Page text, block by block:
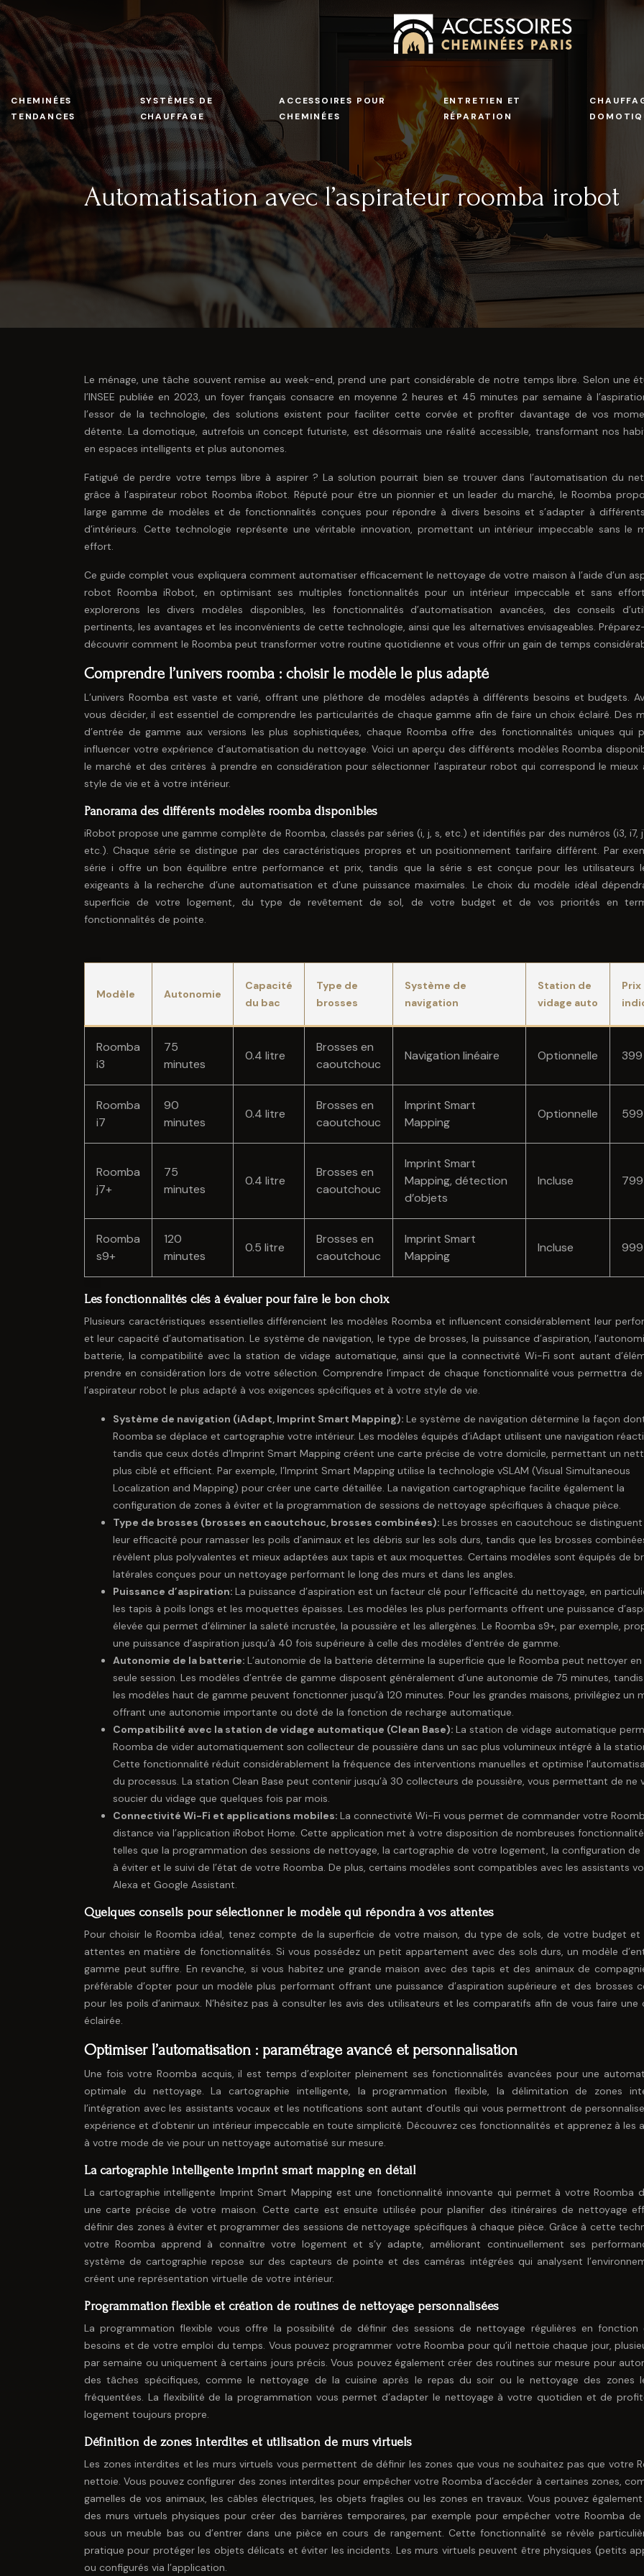
CHEMINÉES
TENDANCES
SYSTÈMES DE
CHAUFFAGE
ACCESSOIRES POUR
CHEMINÉES
ENTRETIEN ET
RÉPARATION
Automatisation avec l’aspirateur roomba irobot
Le ménage, une tâche souvent remise au week-end, prend une part considérable de notre temps libre. Selon une
l’INSEE publiée en 2023, un foyer français consacre en moyenne 2 heures et 45 minutes par semaine à
l’essor de la technologie, des solutions existent pour faciliter cette corvée et profiter davantage de vos
détente. La domotique, autrefois un concept futuriste, est désormais une réalité accessible, transformant nos
en espaces intelligents et plus autonomes.
Fatigué de perdre votre temps libre à aspirer ? La solution pourrait bien se trouver dans l’automatisation du
grâce à l’aspirateur robot Roomba iRobot. Réputé pour être un pionnier et un leader du marché, le Roomba
large gamme de modèles et de fonctionnalités conçues pour répondre à divers besoins et s’adapter à
d’intérieurs. Cette technologie représente une véritable innovation, promettant un intérieur impeccable sans le
effort.
Ce guide complet vous expliquera comment automatiser efficacement le nettoyage de votre maison à l’aide d’un
robot Roomba iRobot, en optimisant ses multiples fonctionnalités pour un intérieur impeccable et sans
explorerons les divers modèles disponibles, les fonctionnalités d’automatisation avancées, des conseils
pertinents, les avantages et les inconvénients de cette technologie, ainsi que les alternatives envisageables.
découvrir comment le Roomba peut transformer votre routine quotidienne et vous offrir un gain de temps
Comprendre l’univers roomba : choisir le modèle le plus adapté
L’univers Roomba est vaste et varié, offrant une pléthore de modèles adaptés à différents besoins et budgets.
vous décider, il est essentiel de comprendre les particularités de chaque gamme afin de faire un choix éclairé. Des
d’entrée de gamme aux versions les plus sophistiquées, chaque Roomba offre des fonctionnalités uniques qui
influencer votre expérience d’automatisation du nettoyage. Voici un aperçu des différents modèles Roomba
le marché et des critères à prendre en considération pour sélectionner l’aspirateur robot qui correspond le mieux
style de vie et à votre intérieur.
Panorama des différents modèles roomba disponibles
iRobot propose une gamme complète de Roomba, classés par séries (i, j, s, etc.) et identifiés par des numéros (i3, i7,
etc.). Chaque série se distingue par des caractéristiques propres et un positionnement tarifaire différent. Par
série i offre un bon équilibre entre performance et prix, tandis que la série s est conçue pour les utilisateurs
exigeants à la recherche d’une automatisation et d’une puissance maximales. Le choix du modèle idéal
superficie de votre logement, du type de revêtement de sol, de votre budget et de vos priorités en
fonctionnalités de pointe.
Modèle Autonomie
Capacité
du bac
Type de
brosses
Système de
navigation
Station de
vidage auto
Prix
Roomba
i3
75
minutes
0.4 litre
Brosses en
caoutchouc
Navigation linéaire Optionnelle
Roomba
i7
90
minutes
0.4 litre
Brosses en
caoutchouc
Imprint Smart
Mapping
Optionnelle
Roomba
j7+
75
minutes
0.4 litre
Brosses en
caoutchouc
Imprint Smart
Mapping, détection
d’objets
Incluse
Roomba
s9+
120
minutes
0.5 litre
Brosses en
caoutchouc
Imprint Smart
Mapping
Incluse
Les fonctionnalités clés à évaluer pour faire le bon choix
Plusieurs caractéristiques essentielles différencient les modèles Roomba et influencent considérablement leur
et leur capacité d’automatisation. Le système de navigation, le type de brosses, la puissance d’aspiration,
batterie, la compatibilité avec la station de vidage automatique, ainsi que la connectivité Wi-Fi sont autant
prendre en considération lors de votre sélection. Comprendre l’impact de chaque fonctionnalité vous permettra
l’aspirateur robot le plus adapté à vos exigences spécifiques et à votre style de vie.
Système de navigation (iAdapt, Imprint Smart Mapping): Le système de navigation détermine la façon
Roomba se déplace et cartographie votre intérieur. Les modèles équipés d’iAdapt utilisent une navigation
tandis que ceux dotés d’Imprint Smart Mapping créent une carte précise de votre domicile, permettant un
plus ciblé et efficient. Par exemple, l’Imprint Smart Mapping utilise la technologie vSLAM (Visual Simultaneous
Localization and Mapping) pour créer une carte détaillée. La navigation cartographique facilite également la
configuration de zones à éviter et la programmation de sessions de nettoyage spécifiques à chaque pièce.
Type de brosses (brosses en caoutchouc, brosses combinées): Les brosses en caoutchouc se
leur efficacité pour ramasser les poils d’animaux et les débris sur les sols durs, tandis que les brosses
révèlent plus polyvalentes et mieux adaptées aux tapis et aux moquettes. Certains modèles sont équipés de
latérales conçues pour un nettoyage performant le long des murs et dans les angles.
Puissance d’aspiration: La puissance d’aspiration est un facteur clé pour l’efficacité du nettoyage, en
les tapis à poils longs et les moquettes épaisses. Les modèles les plus performants offrent une puissance
élevée qui permet d’éliminer la saleté incrustée, la poussière et les allergènes. Le Roomba s9+, par exemple,
une puissance d’aspiration jusqu’à 40 fois supérieure à celle des modèles d’entrée de gamme.
Autonomie de la batterie: L’autonomie de la batterie détermine la superficie que le Roomba peut nettoyer en
seule session. Les modèles d’entrée de gamme disposent généralement d’une autonomie de 75 minutes,
les modèles haut de gamme peuvent fonctionner jusqu’à 120 minutes. Pour les grandes maisons, privilégiez un
offrant une autonomie importante ou doté de la fonction de recharge automatique.
Compatibilité avec la station de vidage automatique (Clean Base): La station de vidage automatique
Roomba de vider automatiquement son collecteur de poussière dans un sac plus volumineux intégré à la
Cette fonctionnalité réduit considérablement la fréquence des interventions manuelles et optimise
du processus. La station Clean Base peut contenir jusqu’à 30 collecteurs de poussière, vous permettant de ne
soucier du vidage que quelques fois par mois.
Connectivité Wi-Fi et applications mobiles: La connectivité Wi-Fi vous permet de commander votre
distance via l’application iRobot Home. Cette application met à votre disposition de nombreuses
telles que la programmation des sessions de nettoyage, la cartographie de votre logement, la configuration de
à éviter et le suivi de l’état de votre Roomba. De plus, certains modèles sont compatibles avec les assistants
Alexa et Google Assistant.
Quelques conseils pour sélectionner le modèle qui répondra à vos attentes
Pour choisir le Roomba idéal, tenez compte de la superficie de votre maison, du type de sols, de votre budget et
attentes en matière de fonctionnalités. Si vous possédez un petit appartement avec des sols durs, un modèle
gamme peut suffire. En revanche, si vous habitez une grande maison avec des tapis et des animaux de
préférable d’opter pour un modèle plus performant offrant une puissance d’aspiration supérieure et des brosses
pour les poils d’animaux. N’hésitez pas à consulter les avis des utilisateurs et les comparatifs afin de vous faire une
éclairée.
Optimiser l’automatisation : paramétrage avancé et personnalisation
Une fois votre Roomba acquis, il est temps d’exploiter pleinement ses fonctionnalités avancées pour une
optimale du nettoyage. La cartographie intelligente, la programmation flexible, la délimitation de zones
l’intégration avec les assistants vocaux et les notifications sont autant d’outils qui vous permettront de
expérience et d’obtenir un intérieur impeccable en toute simplicité. Découvrez ces fonctionnalités et apprenez à les
à votre mode de vie pour un nettoyage automatisé sur mesure.
La cartographie intelligente imprint smart mapping en détail
La cartographie intelligente Imprint Smart Mapping est une fonctionnalité innovante qui permet à votre Roomba
une carte précise de votre maison. Cette carte est ensuite utilisée pour planifier des itinéraires de nettoyage
définir des zones à éviter et programmer des sessions de nettoyage spécifiques à chaque pièce. Grâce à cette
votre Roomba apprend à connaître votre logement et s’y adapte, améliorant continuellement ses
système de cartographie repose sur des capteurs de pointe et des caméras intégrées qui analysent
créent une représentation virtuelle de votre intérieur.
Programmation flexible et création de routines de nettoyage personnalisées
La programmation flexible vous offre la possibilité de définir des sessions de nettoyage régulières en fonction
besoins et de votre emploi du temps. Vous pouvez programmer votre Roomba pour qu’il nettoie chaque jour,
par semaine ou uniquement à certains jours précis. Vous pouvez également créer des routines sur mesure pour
des tâches spécifiques, comme le nettoyage de la cuisine après le repas du soir ou le nettoyage des zones
fréquentées. La flexibilité de la programmation vous permet d’adapter le nettoyage à votre quotidien et de
logement toujours propre.
Définition de zones interdites et utilisation de murs virtuels
Les zones interdites et les murs virtuels vous permettent de définir les zones que vous ne souhaitez pas que votre
nettoie. Vous pouvez configurer des zones interdites pour empêcher votre Roomba d’accéder à certaines zones,
gamelles de vos animaux, les câbles électriques, les objets fragiles ou les zones en travaux. Vous pouvez
des murs virtuels physiques pour créer des barrières temporaires, par exemple pour empêcher votre Roomba de
sous un meuble bas ou d’entrer dans une pièce en cours de rangement. Cette fonctionnalité se révèle
pratique pour protéger les objets délicats et éviter les incidents. Les murs virtuels peuvent être physiques (petits
ou configurés via l’application.